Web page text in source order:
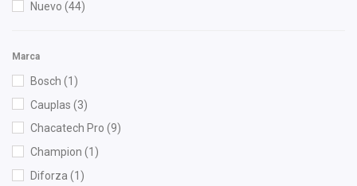
Nuevo (44)
Marca
Bosch (1)
Cauplas (3)
Chacatech Pro (9)
Champion (1)
Diforza (1)